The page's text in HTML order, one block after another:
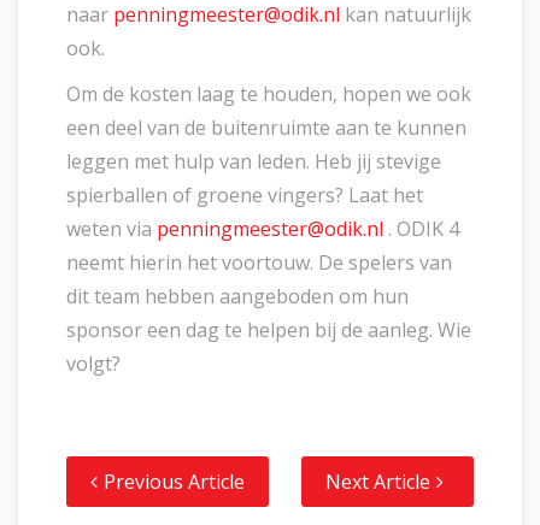
naar penningmeester@odik.nl kan natuurlijk
ook.
Om de kosten laag te houden, hopen we ook
een deel van de buitenruimte aan te kunnen
leggen met hulp van leden. Heb jij stevige
spierballen of groene vingers? Laat het
weten via penningmeester@odik.nl . ODIK 4
neemt hierin het voortouw. De spelers van
dit team hebben aangeboden om hun
sponsor een dag te helpen bij de aanleg. Wie
volgt?
Previous Article Next Article